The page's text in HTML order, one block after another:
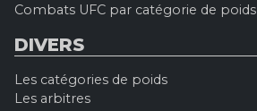
Combats UFC par catégorie de poids
DIVERS
Les catégories de poids
Les arbitres